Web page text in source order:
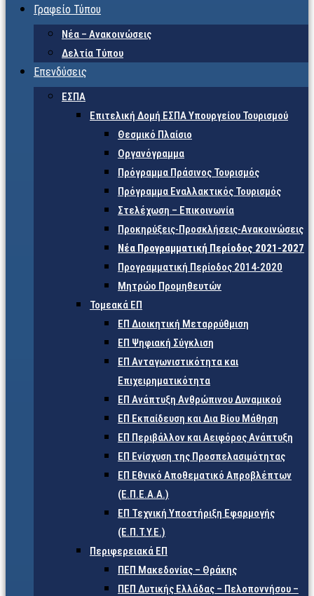
Γραφείο Τύπου
Νέα – Ανακοινώσεις
Δελτία Τύπου
Επενδύσεις
ΕΣΠΑ
Επιτελική Δομή ΕΣΠΑ Υπουργείου Τουρισμού
Θεσμικό Πλαίσιο
Οργανόγραμμα
Πρόγραμμα Πράσινος Τουρισμός
Πρόγραμμα Εναλλακτικός Τουρισμός
Στελέχωση – Επικοινωνία
Προκηρύξεις-Προσκλήσεις-Ανακοινώσεις
Νέα Προγραμματική Περίοδος 2021-2027
Προγραμματική Περίοδος 2014-2020
Μητρώο Προμηθευτών
Τομεακά ΕΠ
ΕΠ Διοικητική Μεταρρύθμιση
ΕΠ Ψηφιακή Σύγκλιση
ΕΠ Ανταγωνιστικότητα και
Επιχειρηματικότητα
ΕΠ Ανάπτυξη Ανθρώπινου Δυναμικού
ΕΠ Εκπαίδευση και Δια Βίου Μάθηση
ΕΠ Περιβάλλον και Αειφόρος Ανάπτυξη
ΕΠ Ενίσχυση της Προσπελασιμότητας
ΕΠ Εθνικό Αποθεματικό Απροβλέπτων
(Ε.Π.Ε.Α.Α.)
ΕΠ Τεχνική Υποστήριξη Εφαρμογής
(Ε.Π.Τ.Υ.Ε.)
Περιφερειακά ΕΠ
ΠΕΠ Μακεδονίας – Θράκης
ΠΕΠ Δυτικής Ελλάδας – Πελοποννήσου –